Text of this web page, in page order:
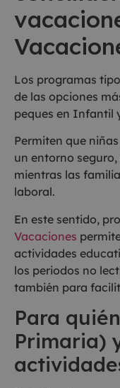
Los programas
de las opciones
peques en Infantil
Permiten que
un entorno
mientras las
laboral.
En este sentido,
Vacaciones
actividades
los periodos no
también para
Para
Primaria)